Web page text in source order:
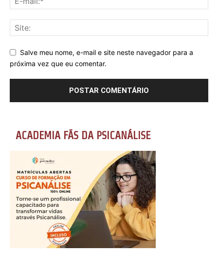
Salve meu nome, e-mail e site neste navegador para a
próxima vez que eu comentar.
ACADEMIA FÃS DA PSICANÁLISE